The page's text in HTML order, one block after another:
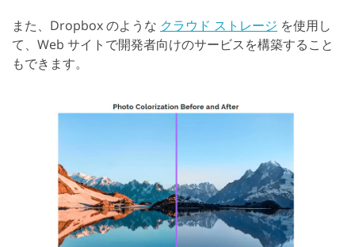
また、Dropbox のような クラウド ストレージ を使用し
て、Web サイトで開発者向けのサービスを構築すること
もできます。